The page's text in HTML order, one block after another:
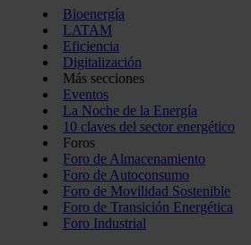
Bioenergía
LATAM
Eficiencia
Digitalización
Más secciones
Eventos
La Noche de la Energía
10 claves del sector energético
Foros
Foro de Almacenamiento
Foro de Autoconsumo
Foro de Movilidad Sostenible
Foro de Transición Energética
Foro Industrial